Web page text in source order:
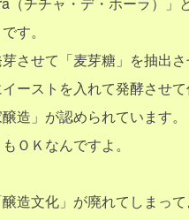
す。
させて「麦芽糖」を抽出
ーストを入れて発酵させて
造」が認められています。
ＯＫなんですよ。
造文化」が廃れてしまっ